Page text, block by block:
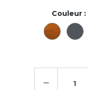
Couleur :
−